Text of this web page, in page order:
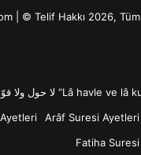
| © Telif Hakkı 2026, Tüm
Arâf Suresi Ayetleri
Fatiha